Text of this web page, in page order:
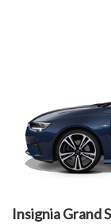
Insignia Grand